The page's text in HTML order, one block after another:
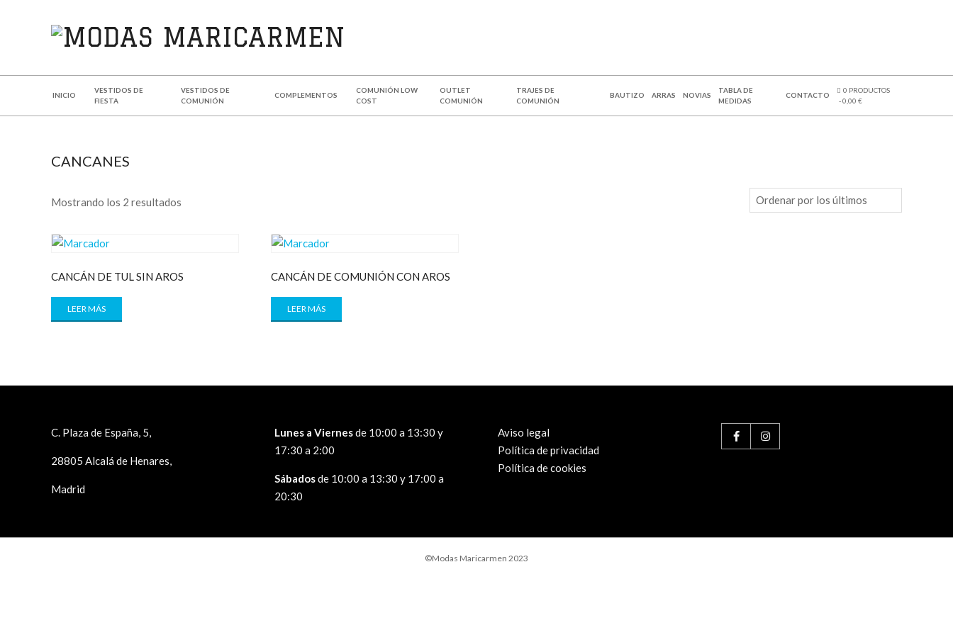
MARICARMEN
INICIO
VESTIDOS DE
FIESTA
VESTIDOS DE
COMUNIÓN
COMPLEMENTOS
COMUNIÓN LOW
COST
OUTLET
COMUNIÓN
TRAJES DE
COMUNIÓN
BAUTIZO ARRAS NOVIAS
TABLA DE
MEDIDAS
CONTACTO
0 PRODUCTOS
0,00 €
CANCANES
Mostrando los 2 resultados
CANCÁN DE TUL SIN AROS
LEER MÁS
CANCÁN DE COMUNIÓN CON AROS
LEER MÁS
C. Plaza de España, 5,
28805 Alcalá de Henares,
Madrid
Lunes a Viernesde 10:00 a 13:30 y
17:30 a 2:00
Sábadosde 10:00 a 13:30 y 17:00 a
20:30
Aviso legal
Política de privacidad
Política de cookies
©Modas Maricarmen 2023